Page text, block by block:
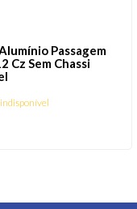
Passagem
Cz Sem Chassi